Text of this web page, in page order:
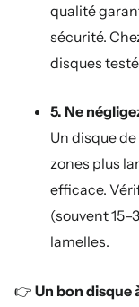
qualité
sécurité.
disques
5. Ne
Un disque
zones plus
efficace.
(souvent
lamelles.
👉 Un bon disque